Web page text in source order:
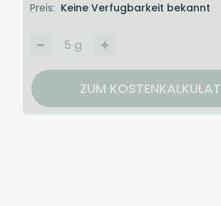
Preis: Keine Verfugbarkeit bekannt
5 g
ZUM